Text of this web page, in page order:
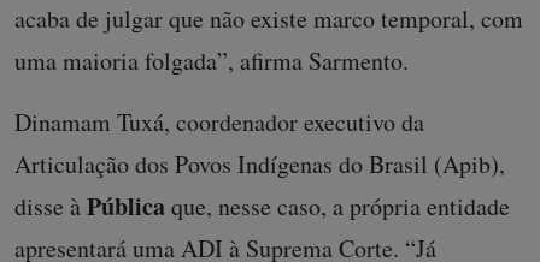
acaba de julgar que não existe marco temporal, com
uma maioria folgada”, afirma Sarmento.
Dinamam Tuxá, coordenador executivo da
Articulação dos Povos Indígenas do Brasil (Apib),
disse àPúblicaque, nesse caso, a própria entidade
apresentará uma ADI à Suprema Corte. “Já